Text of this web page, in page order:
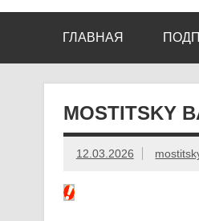
ГЛАВНАЯ
MOSTITSKY
12.03.2026